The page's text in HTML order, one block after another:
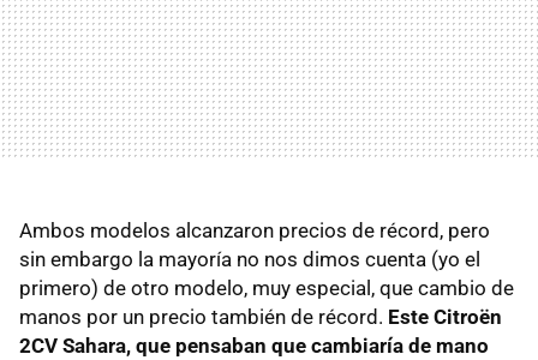
Ambos modelos alcanzaron precios de récord, pero
sin embargo la mayoría no nos dimos cuenta (yo el
primero) de otro modelo, muy especial, que cambio de
manos por un precio también de récord. Este Citroën
2CV Sahara, que pensaban que cambiaría de mano